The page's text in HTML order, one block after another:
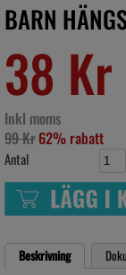
BARN
38 Kr
Inkl moms
99 Kr62% rabatt
Antal
Beskrivning